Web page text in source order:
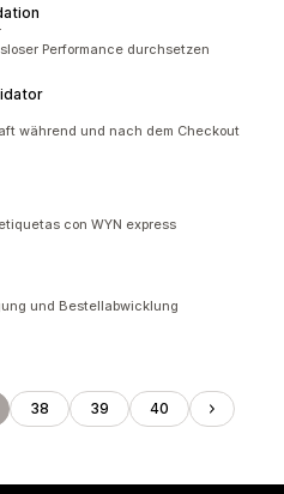
Performance durchsetzen
während und nach dem Checkout
con WYN express
und Bestellabwicklung
38 39 40